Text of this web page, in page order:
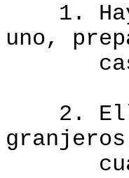
1. Hay
uno,
casi
2.